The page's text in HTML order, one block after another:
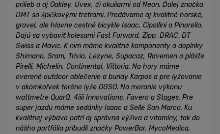
prilieb a aj Oakley, Uvex, či okuliarmi od Neon. Ďalej značka
DMT so špičkovými tretrami. Predávame aj kvalitné horské,
gravel, ale hlavne cestné bicykle Isaac, Cipollini a Pinarello.
Dajú sa vybaviť kolesami Fast Forward, Zipp, DRAC, DT
Swiss a Mavic. K nim máme kvalitné komponenty a doplnky
Shimano, Sram, Trivio, Lezyne, Supacaz, Ravemen a plášte
Pirelli, Michelin, Continental, Vittoria. Na hory máme
overené outdoor oblečenie a bundy Karpos a pre lyžovanie
v akomkoľvek teréne lyže OGSO. Na meranie výkonu
wattmetre QuarQ, 4iiii Innovations, Favero a Stages. Pre
super jazdu máme sedánky Isaac a Selle San Marco. Ku
kvalitnej výbave patrí aj správna výživa a vitamíny, tak do
nášho portfólia pribudli značky PowerBar, MycoMedica,